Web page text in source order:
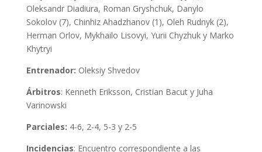
Oleksandr Diadiura, Roman Gryshchuk, Danylo
Sokolov (7), Chinhiz Ahadzhanov (1), Oleh Rudnyk (2),
Herman Orlov, Mykhailo Lisovyi, Yurii Chyzhuk y Marko
Khytryi
Entrenador: Oleksiy Shvedov
Árbitros: Kenneth Eriksson, Cristian Bacut y Juha
Varinowski
Parciales: 4-6, 2-4, 5-3 y 2-5
Incidencias: Encuentro correspondiente a las